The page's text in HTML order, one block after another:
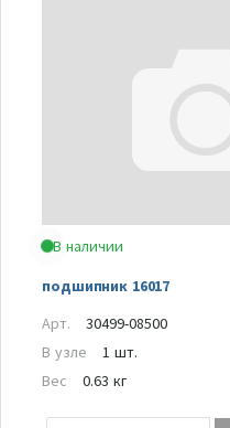
В наличии
подшипник 16017
Арт.
30499-08500
В узле
1 шт.
Вес
0.63 кг